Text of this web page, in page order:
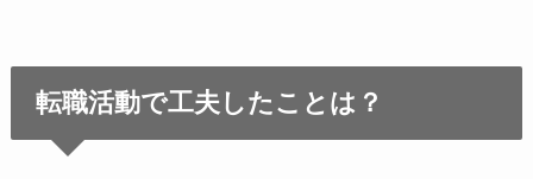
転職活動で工夫したことは？